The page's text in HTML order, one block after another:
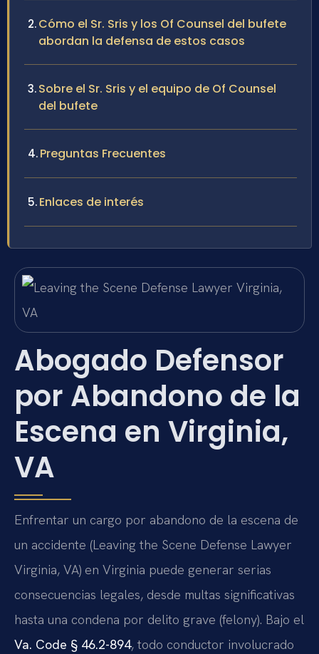
Cómo el Sr. Sris y los Of Counsel del bufete
abordan la defensa de estos casos
Sobre el Sr. Sris y el equipo de Of Counsel
del bufete
Preguntas Frecuentes
Enlaces de interés
Abogado Defensor
por Abandono de la
Escena en Virginia,
VA
Enfrentar un cargo por abandono de la escena de
un accidente (Leaving the Scene Defense Lawyer
Virginia, VA) en Virginia puede generar serias
consecuencias legales, desde multas significativas
hasta una condena por delito grave (felony). Bajo el
Va. Code § 46.2-894, todo conductor involucrado